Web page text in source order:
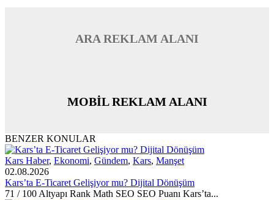
ARA REKLAM ALANI
MOBİL REKLAM ALANI
BENZER KONULAR
Kars Haber, Ekonomi, Gündem, Kars, Manşet
02.08.2026
Kars’ta E-Ticaret Gelişiyor mu? Dijital Dönüşüm
71 / 100 Altyapı Rank Math SEO SEO Puanı Kars’ta...